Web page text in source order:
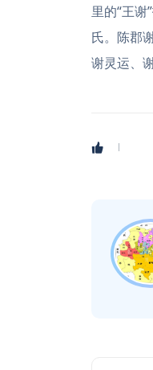
里的“王
氏。陈郡
谢灵运、